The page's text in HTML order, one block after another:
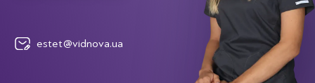
estet@vidnova.ua